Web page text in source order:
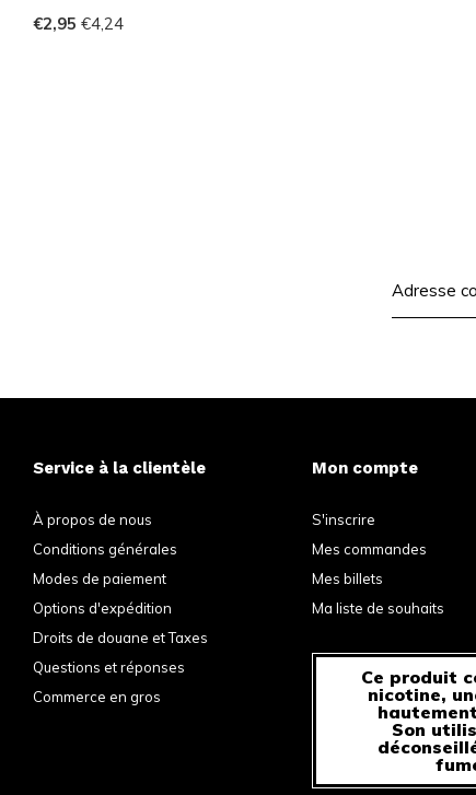
€2,95 €4,24
Service à la clientèle
À propos de nous
Conditions générales
Modes de paiement
Options d'expédition
Droits de douane et Taxes
Questions et réponses
Commerce en gros
Mon compte
S'inscrire
Mes commandes
Mes billets
Ma liste de souhaits
Ce produit
nicotine,
Son